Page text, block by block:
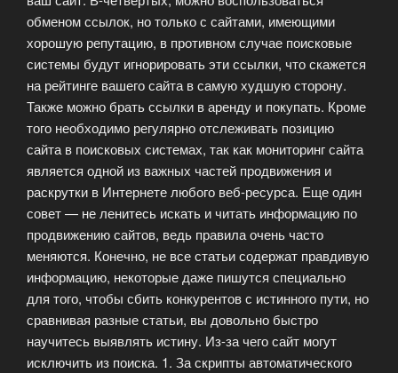
обменом ссылок, но только с сайтами, имеющими
хорошую репутацию, в противном случае поисковые
системы будут игнорировать эти ссылки, что скажется
на рейтинге вашего сайта в самую худшую сторону.
Также можно брать ссылки в аренду и покупать. Кроме
того необходимо регулярно отслеживать позицию
сайта в поисковых системах, так как мониторинг сайта
является одной из важных частей продвижения и
раскрутки в Интернете любого веб-ресурса. Еще один
совет — не ленитесь искать и читать информацию по
продвижению сайтов, ведь правила очень часто
меняются. Конечно, не все статьи содержат правдивую
информацию, некоторые даже пишутся специально
для того, чтобы сбить конкурентов с истинного пути, но
сравнивая разные статьи, вы довольно быстро
научитесь выявлять истину. Из-за чего сайт могут
исключить из поиска. 1. За скрипты автоматического